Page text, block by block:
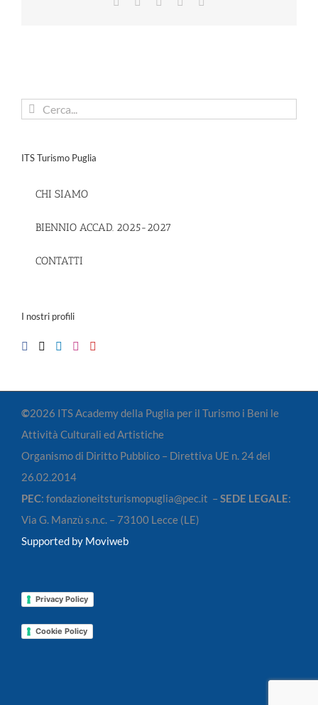
Cerca
ITS Turismo Puglia
CHI SIAMO
BIENNIO ACCAD. 2025-2027
CONTATTI
I nostri profili
©2026 ITS Academy della Puglia per il Turismo i Beni le
Attività Culturali ed Artistiche
Organismo di Diritto Pubblico – Direttiva UE n. 24 del
26.02.2014
PEC: fondazioneitsturismopuglia@pec.it – SEDE LEGALE:
Via G. Manzù s.n.c. – 73100 Lecce (LE)
Supported by Moviweb
Privacy Policy
Cookie Policy